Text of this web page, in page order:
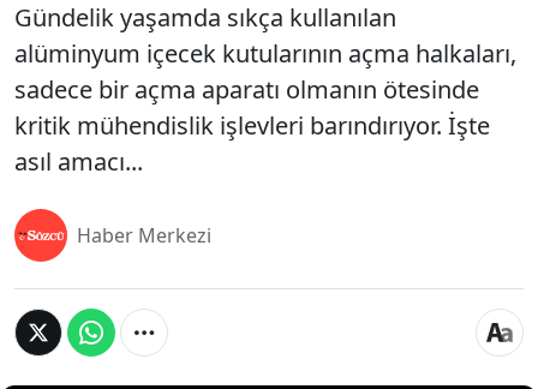
Gündelik yaşamda sıkça kullanılan
alüminyum içecek kutularının açma halkaları,
sadece bir açma aparatı olmanın ötesinde
kritik mühendislik işlevleri barındırıyor. İşte
asıl amacı...
Haber Merkezi